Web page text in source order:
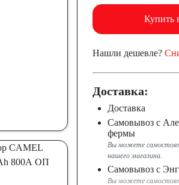
Купить
Нашли дешевле?
Доставка:
Доставка
Самовывоз с
фермы
Вы можете
нашего магазина.
Самовывоз с
Вы можете